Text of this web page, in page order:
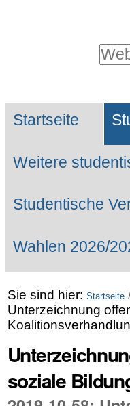
Website
Suche…
Sektionen
Startseite
Weitere
Studentische
Wahlen 2026/
Sie sind hier: Startseite
Unterzeichnung
soziale